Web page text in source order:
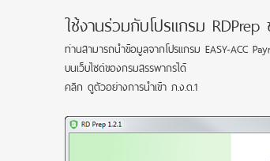
ใช้งานร่วมกับโปรแกรม
ท่านสามารถนำข้อมูลจากโปรแกรม EASY-ACC
บนเว็บไซด์ของกรมสรรพากรได้
คลิก ดูตัวอย่างการนำเข้า ภ.ง.ด.1